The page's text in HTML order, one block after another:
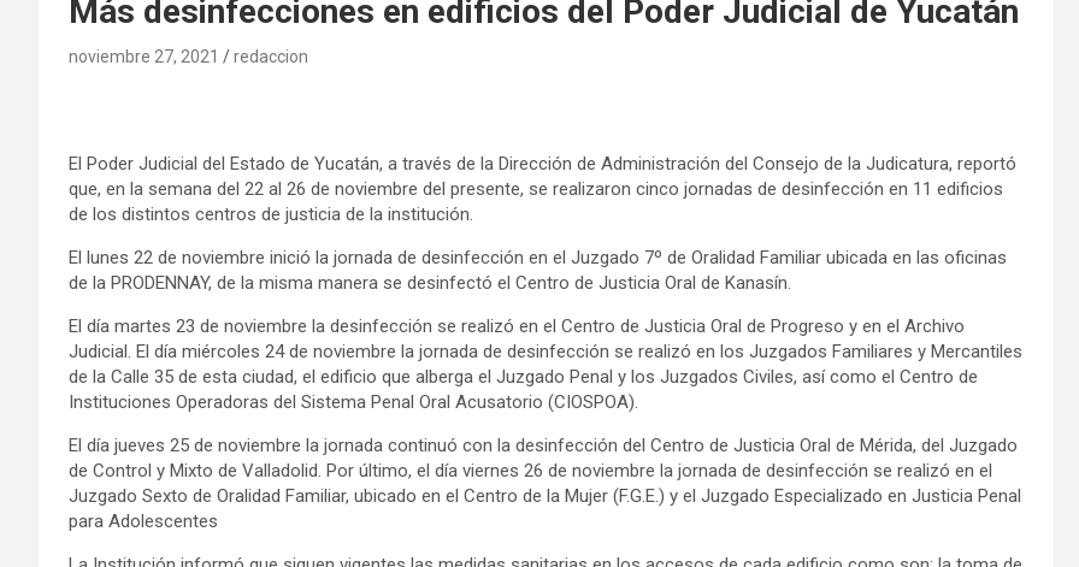
Más desinfecciones en edificios del Poder Judicial de Yucatán
noviembre 27, 2021 redaccion
El Poder Judicial del Estado de Yucatán, a través de la Dirección de Administración del Consejo de la Judicatura, reportó
que, en la semana del 22 al 26 de noviembre del presente, se realizaron cinco jornadas de desinfección en 11 edificios
de los distintos centros de justicia de la institución.
El lunes 22 de noviembre inició la jornada de desinfección en el Juzgado 7º de Oralidad Familiar ubicada en las oficinas
de la PRODENNAY, de la misma manera se desinfectó el Centro de Justicia Oral de Kanasín.
El día martes 23 de noviembre la desinfección se realizó en el Centro de Justicia Oral de Progreso y en el Archivo
Judicial. El día miércoles 24 de noviembre la jornada de desinfección se realizó en los Juzgados Familiares y Mercantiles
de la Calle 35 de esta ciudad, el edificio que alberga el Juzgado Penal y los Juzgados Civiles, así como el Centro de
Instituciones Operadoras del Sistema Penal Oral Acusatorio (CIOSPOA).
El día jueves 25 de noviembre la jornada continuó con la desinfección del Centro de Justicia Oral de Mérida, del Juzgado
de Control y Mixto de Valladolid. Por último, el día viernes 26 de noviembre la jornada de desinfección se realizó en el
Juzgado Sexto de Oralidad Familiar, ubicado en el Centro de la Mujer (F.G.E.) y el Juzgado Especializado en Justicia Penal
para Adolescentes